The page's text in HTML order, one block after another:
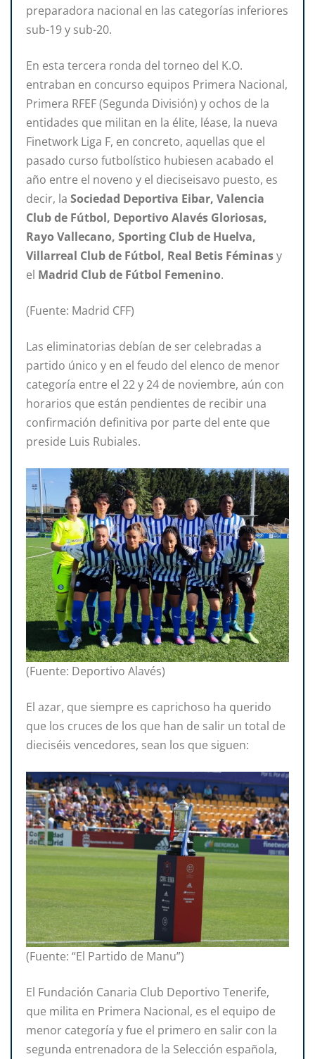
preparadora nacional en las categorías inferiores
sub-19 y sub-20.
En esta tercera ronda del torneo del K.O.
entraban en concurso equipos Primera Nacional,
Primera RFEF (Segunda División) y ochos de la
entidades que militan en la élite, léase, la nueva
Finetwork Liga F, en concreto, aquellas que el
pasado curso futbolístico hubiesen acabado el
año entre el noveno y el dieciseisavo puesto, es
decir, la Sociedad Deportiva Eibar, Valencia
Club de Fútbol, Deportivo Alavés Gloriosas,
Rayo Vallecano, Sporting Club de Huelva,
Villarreal Club de Fútbol, Real Betis Féminasy
el Madrid Club de Fútbol Femenino.
(Fuente: Madrid CFF)
Las eliminatorias debían de ser celebradas a
partido único y en el feudo del elenco de menor
categoría entre el 22 y 24 de noviembre, aún con
horarios que están pendientes de recibir una
confirmación definitiva por parte del ente que
preside Luis Rubiales.
(Fuente: Deportivo Alavés)
El azar, que siempre es caprichoso ha querido
que los cruces de los que han de salir un total de
dieciséis vencedores, sean los que siguen:
(Fuente: “El Partido de Manu”)
El Fundación Canaria Club Deportivo Tenerife,
que milita en Primera Nacional, es el equipo de
menor categoría y fue el primero en salir con la
segunda entrenadora de la Selección española,